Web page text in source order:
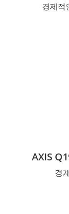
경제적
AXIS
경